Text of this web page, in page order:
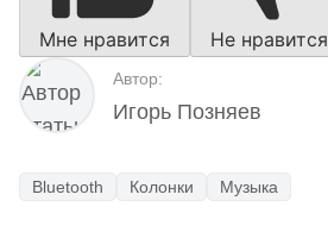
Мне нравится Не нравится
Автор:
Игорь Позняев
Bluetooth Колонки Музыка